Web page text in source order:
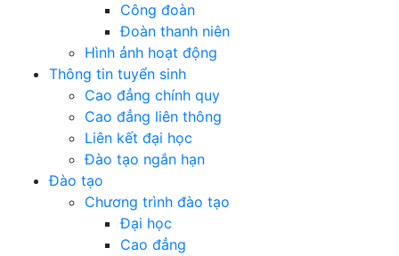
Công đoàn
Đoàn thanh niên
Hình ảnh hoạt động
Thông tin tuyển sinh
Cao đẳng chính quy
Cao đẳng liên thông
Liên kết đại học
Đào tạo ngắn hạn
Đào tạo
Chương trình đào tạo
Đại học
Cao đẳng